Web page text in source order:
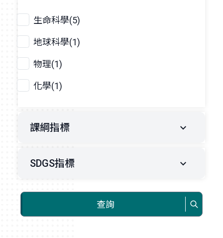
生命科學(5)
地球科學(1)
物理(1)
化學(1)
課綱指標
SDGS指標
查詢